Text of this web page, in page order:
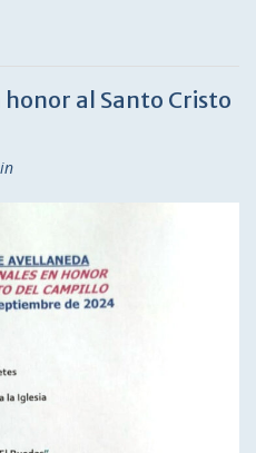
al Santo Cristo